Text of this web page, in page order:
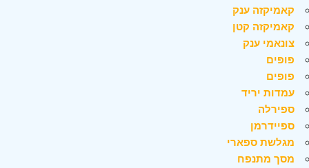
קאמיקזה ענק
קאמיקזה קטן
צונאמי ענק
פופים
פופים
עמדות יריד
ספירלה
ספיידרמן
מגלשת ספארי
מסך מתנפח